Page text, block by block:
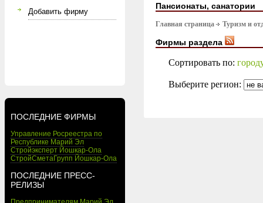
Добавить фирму
ПОСЛЕДНИЕ ФИРМЫ
Управление Росреестра по
Республике Марий Эл
Стройэксперт Йошкар-Ола
СтройСметаГрупп Йошкар-Ола
ПОСЛЕДНИЕ ПРЕСС-
РЕЛИЗЫ
Пансионаты, санатории
Главная страница Туризм и
Фирмы раздела
Сортировать по:
Выберите регион: